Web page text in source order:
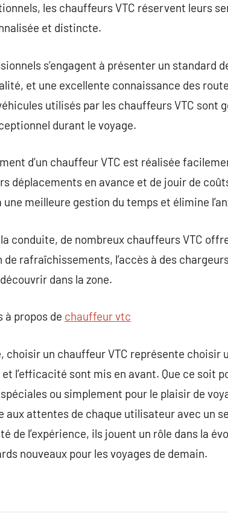
les chauffeurs VTC réservent leurs
et distincte.
s’engagent à présenter un standard
et une excellente connaissance des
utilisés par les chauffeurs VTC sont
durant le voyage.
d’un chauffeur VTC est réalisée
déplacements en avance et de jouir de
une meilleure gestion du temps et élimine
conduite, de nombreux chauffeurs VTC
rafraîchissements, l’accès à des
dans la zone.
à propos de chauffeur vtc
choisir un chauffeur VTC représente
l’efficacité sont mis en avant. Que ce soit
ou simplement pour le plaisir de
aux attentes de chaque utilisateur avec un
de l’expérience, ils jouent un rôle dans la
nouveaux pour les voyages de demain.